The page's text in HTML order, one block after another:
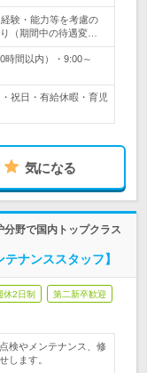
験・能力等を考慮の
（期間中の待遇変…
間以内）・9:00～
祝日・有給休暇・育児
気になる
野で国内トップクラス
ナンススタッフ】
休2日制 第二新卒歓迎
検やメンテナンス、修
します。